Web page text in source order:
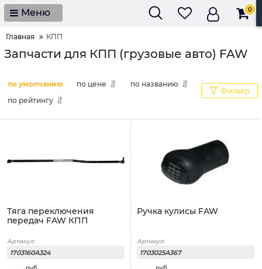
Меню 0
Главная КПП
Запчасти для КПП (грузовые авто) FAW
по умолчанию по цене
по названию
по рейтингу
Фильтр
Тяга переключения
передач FAW КПП
Артикул:
1703160A324
Ручка кулисы FAW
Артикул:
1703025A367